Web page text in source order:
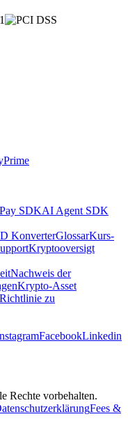
Prime
Pay SDKAI Agent SDK
KonverterGlossarKurs-
Kryptooversigt
Nachweis der
Krypto-Asset
Richtlinie zu
FacebookLinkedin
Rechte vorbehalten.
Fees &